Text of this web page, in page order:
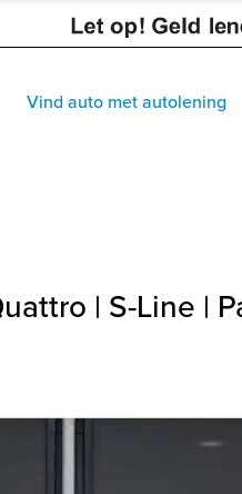
Vind auto met autolening
| S-Line |